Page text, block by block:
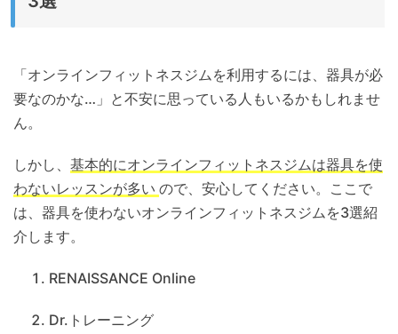
「オンラインフィットネスジムを利用するには、器具が必
要なのかな…」と不安に思っている人もいるかもしれませ
ん。
しかし、 基本的にオンラインフィットネスジムは器具を使
わないレッスンが多い ので、安心してください。ここで
は、器具を使わないオンラインフィットネスジムを3選紹
介します。
RENAISSANCE Online
Dr.トレーニング